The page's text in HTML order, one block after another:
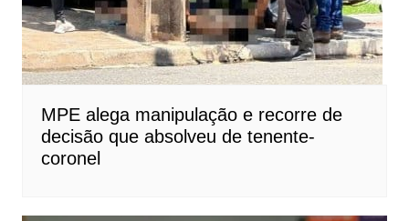
MPE alega manipulação e recorre de
decisão que absolveu de tenente-
coronel